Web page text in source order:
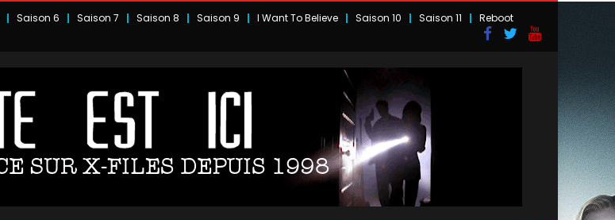
Saison 6 Saison 7 Saison 8 Saison 9 I Want To Believe Saison 10 Saison 11 Reboot